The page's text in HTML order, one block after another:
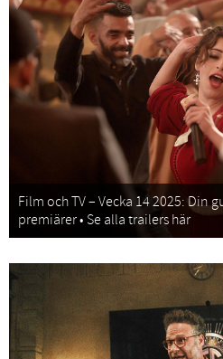
Film och TV – Vecka 14 2025: Din
premiärer • Se alla trailers här